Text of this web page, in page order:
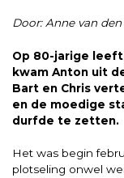
Door: Anne van
Op 80-jarige
kwam Anton uit
Bart en Chris
en de moedige
durfde te zetten.
Het was begin
plotseling onwel